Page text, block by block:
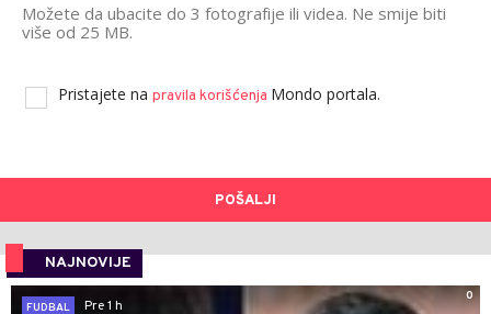
Možete da ubacite do 3 fotografije ili videa. Ne smije biti
više od 25 MB.
Pristajete na pravila korišćenja Mondo portala.
POŠALJI
NAJNOVIJE
0
FUDBAL
Pre 1 h